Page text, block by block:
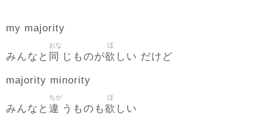
my majority
みんなと 同
おな
じものが欲
ほ
しい だけど
majority minority
みんなと 違
ちが
うものも欲
ほ
しい